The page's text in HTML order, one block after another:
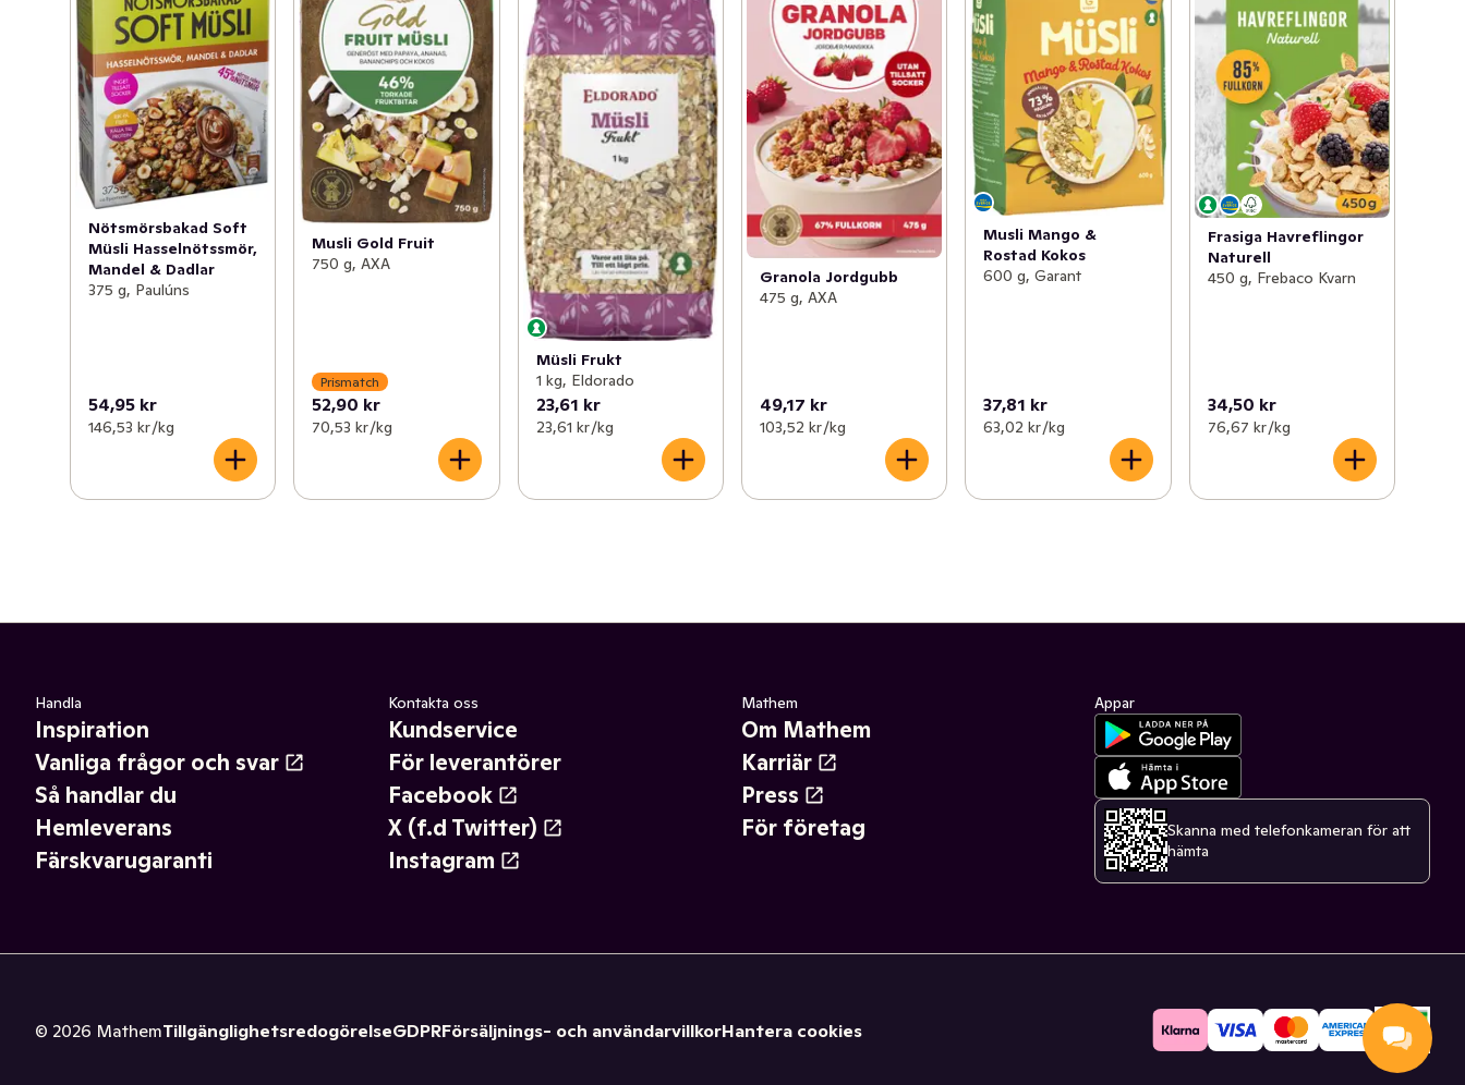
Nötsmörsbakad Soft
Müsli Hasselnötssmör,
Mandel & Dadlar
375 g, Paulúns
54,95 kr
146,53 kr /kg
Musli Gold Fruit
750 g, AXA
Prismatch
52,90 kr
70,53 kr /kg
Müsli Frukt
1 kg, Eldorado
23,61 kr
23,61 kr /kg
Granola Jordgubb
475 g, AXA
49,17 kr
103,52 kr /kg
Musli Mango &
Rostad Kokos
600 g, Garant
37,81 kr
63,02 kr /kg
Frasiga Havreflingor
Naturell
450 g, Frebaco Kvarn
34,50 kr
76,67 kr /kg
Handla
Inspiration
Vanliga frågor och svar
Så handlar du
Hemleverans
Färskvarugaranti
Kontakta oss
Kundservice
För leverantörer
Facebook
X (f.d Twitter)
Instagram
Mathem
Om Mathem
Karriär
Press
För företag
Appar
Skanna med telefonkameran för att
hämta
© 2026 MathemTillgänglighetsredogörelseGDPRFörsäljnings- och användarvillkorHantera cookies